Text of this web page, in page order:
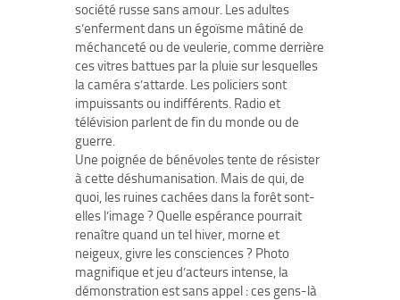
société russe sans amour. Les adultes
s’enferment dans un égoïsme mâtiné de
méchanceté ou de veulerie, comme derrière
ces vitres battues par la pluie sur lesquelles
la caméra s’attarde. Les policiers sont
impuissants ou indifférents. Radio et
télévision parlent de fin du monde ou de
guerre.
Une poignée de bénévoles tente de résister
à cette déshumanisation. Mais de qui, de
quoi, les ruines cachées dans la forêt sont-
elles l’image ? Quelle espérance pourrait
renaître quand un tel hiver, morne et
neigeux, givre les consciences ? Photo
magnifique et jeu d’acteurs intense, la
démonstration est sans appel : ces gens-là